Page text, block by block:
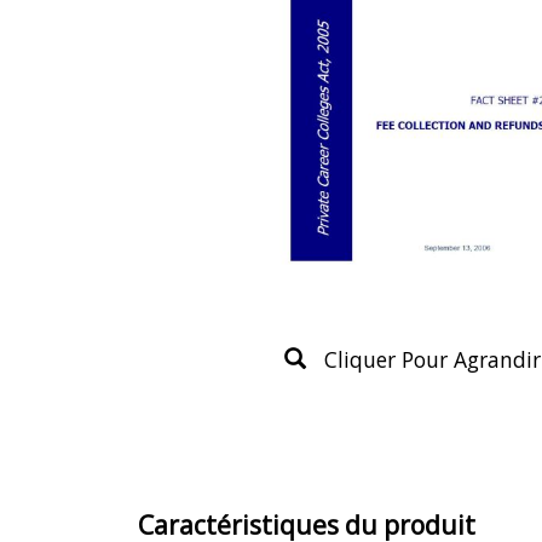
Cliquer Pour Agrandir
Caractéristiques du produit